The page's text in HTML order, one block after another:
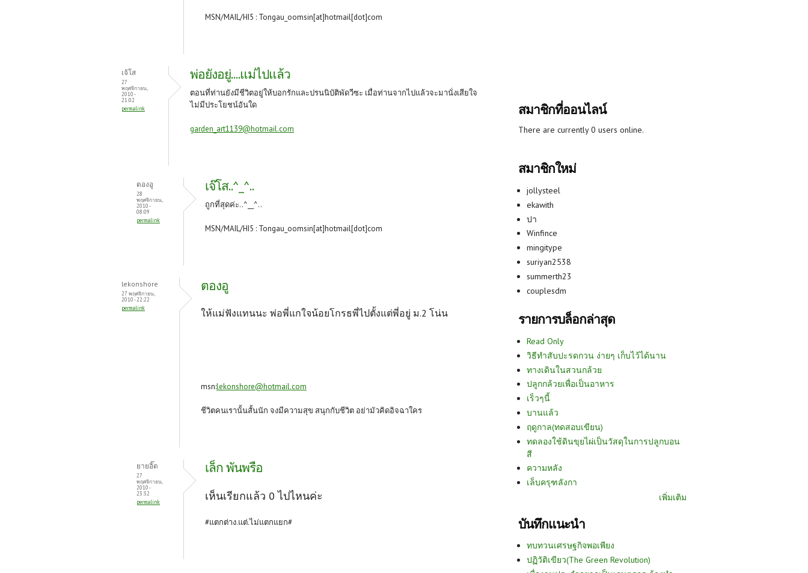
MSN/MAIL/HI5 : Tongau_oomsin[at]hotmail[dot]com
เจ้โส
27
พฤศจิกายน,
2010 -
21:02
permalink
พ่อยังอยู่....แม่ไปแล้ว
ตอนที่ท่านยังมีชีวิตอยู่ให้บอกรักและปรนนิบัติพัดวีซะ เมื่อท่านจากไปแล้วจะมานั่งเสียใจ
ไม่มีประโยชน์อันใด
garden_art1139@hotmail.com
ตองอู
28
พฤศจิกายน,
2010 -
08:09
permalink
เจ๊โส..^_^..
ถูกที่สุดค่ะ..^__^..
MSN/MAIL/HI5 : Tongau_oomsin[at]hotmail[dot]com
lekonshore
27 พฤศจิกายน,
2010 - 22:22
permalink
ตองอู
ให้แม่ฟังแทนนะ พ่อพี่แกใจน้อยโกรธพี่ไปตั้งแต่พี่อยู่ ม.2 โน่น
msn:lekonshore@hotmail.com
ชีวิตคนเรานั้นสั้นนัก จงมีความสุข สนุกกับชีวิต อย่ามัวคิดอิจฉาใคร
ยายอิ๊ด
27
พฤศจิกายน,
2010 -
23:32
permalink
เล็ก พันพรือ
เห็นเรียกแล้ว 0 ไปไหนค่ะ
#แตกต่าง.แต่.ไม่แตกแยก#
สมาชิกที่ออนไลน์
There are currently 0 users online.
สมาชิกใหม่
jollysteel
ekawith
ปา
Winfince
mingitype
suriyan2538
summerth23
couplesdm
รายการบล็อกล่าสุด
Read Only
วิธีทำสับปะรดกวน ง่ายๆ เก็บไว้ได้นาน
ทางเดินในสวนกล้วย
ปลูกกล้วยเพื่อเป็นอาหาร
เร็วๆนี้
บานแล้ว
ฤดูกาล(ทดสอบเขียน)
ทดลองใช้ดินขุยไผ่เป็นวัสดุในการปลูกบอน
สี
ความหลัง
เล็บครุฑลังกา
เพิ่มเติม
บันทึกแนะนำ
ทบทวนเศรษฐกิจพอเพียง
ปฏิวัติเขียว(The Green Revolution)